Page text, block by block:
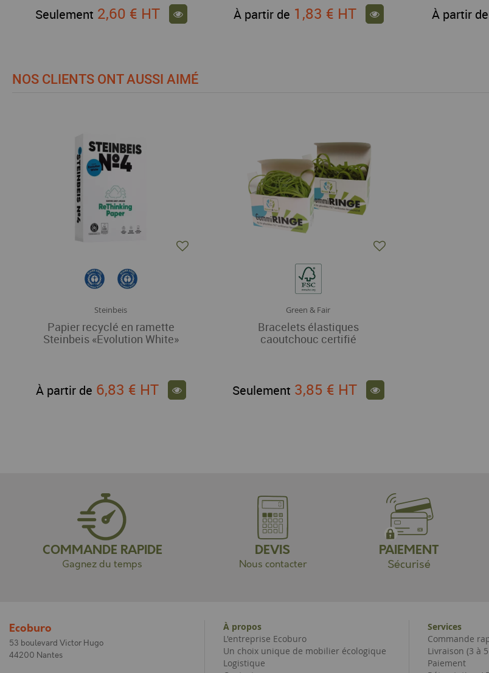
Seulement 2,60 € HT À partir de 1,83 € HT À partir de
NOS CLIENTS ONT AUSSI AIMÉ
Steinbeis
Papier recyclé en ramette
Steinbeis «Evolution White»
À partir de 6,83 € HT
Green & Fair
Bracelets élastiques
caoutchouc certifié
Seulement 3,85 € HT
COMMANDE RAPIDE
Gagnez du temps
DEVIS
Nous contacter
PAIEMENT
Sécurisé
Ecoburo
53 boulevard Victor Hugo
44200 Nantes
À propos
L'entreprise Ecoburo
Un choix unique de mobilier écologique
Logistique
Services
Commande
Livraison (3 à
Paiement